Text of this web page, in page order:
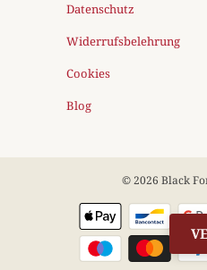
Datenschutz
Widerrufsbelehrung
Cookies
Blog
© 2026 Black